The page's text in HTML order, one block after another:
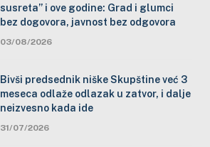
susreta” i ove godine: Grad i glumci
bez dogovora, javnost bez odgovora
03/08/2026
Bivši predsednik niške Skupštine već 3
meseca odlaže odlazak u zatvor, i dalje
neizvesno kada ide
31/07/2026